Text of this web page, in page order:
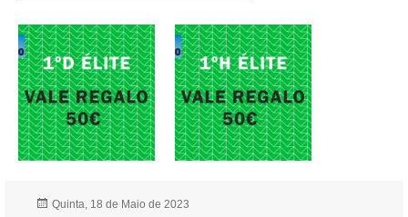
Publicado
Quinta, 18 de Maio de 2023